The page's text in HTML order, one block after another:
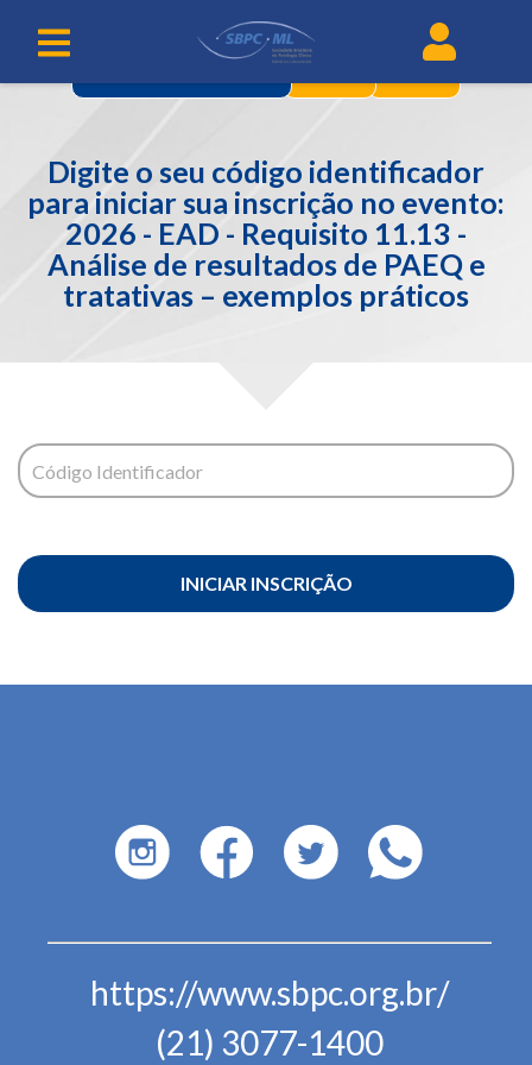
Digite o seu código identificador
para iniciar sua inscrição no evento:
2026 - EAD - Requisito 11.13 -
Análise de resultados de PAEQ e
tratativas – exemplos práticos
Código Identificador
INICIAR INSCRIÇÃO
https://www.sbpc.org.br/
(21) 3077-1400